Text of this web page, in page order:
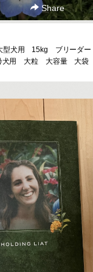
Share
犬用 15kg ブリーダー
犬用 大粒 大容量 大袋